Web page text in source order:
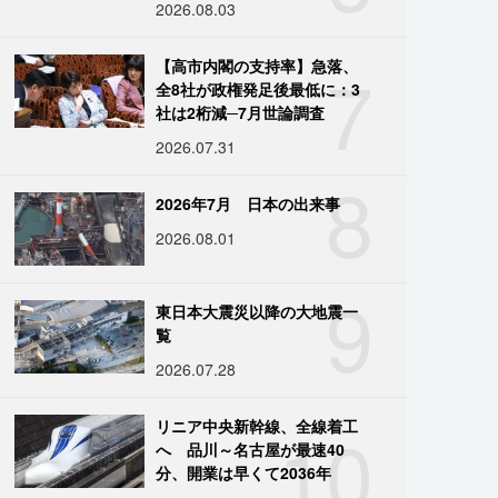
2026.08.03
7
【高市内閣の支持率】急落、
全8社が政権発足後最低に：3
社は2桁減─7月世論調査
2026.07.31
8
2026年7月 日本の出来事
2026.08.01
9
東日本大震災以降の大地震一
覧
2026.07.28
10
リニア中央新幹線、全線着工
へ 品川～名古屋が最速40
分、開業は早くて2036年